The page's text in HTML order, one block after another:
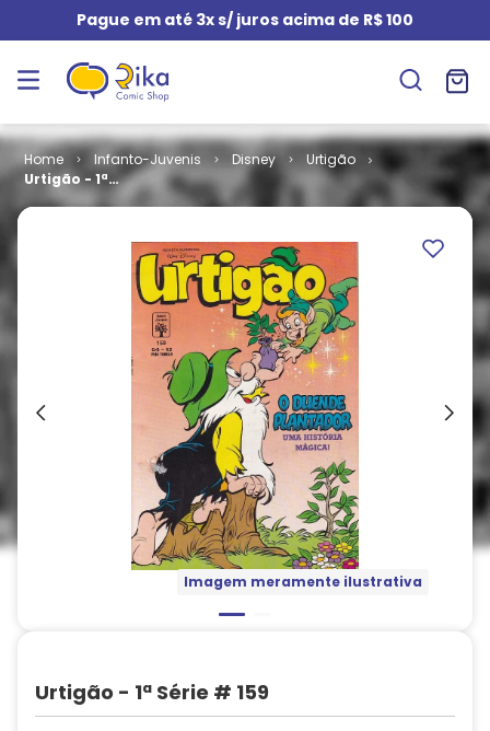
Pague em até 3x s/ juros acima de R$ 100
Infanto-Juvenis Disney
Urtigão
Urtigão - 1ª
Série # 159
Imagem meramente ilustrativa
Urtigão - 1ª Série # 159